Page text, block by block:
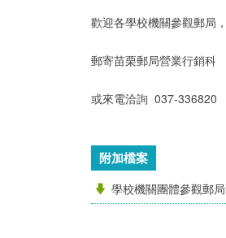
歡迎各學校機關參觀郵局
郵寄苗栗郵局營業行銷科
或來電洽詢 037-336820
附加檔案
學校機關團體參觀郵